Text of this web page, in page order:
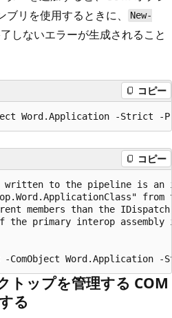
リを使用するときに、
New-
しないエラーが生成されること
コピー
コピー
written to the pipeline is an
members than the
the primary interop
トップを管理する COM
る